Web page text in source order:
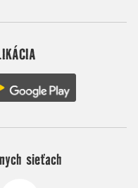
sieťach